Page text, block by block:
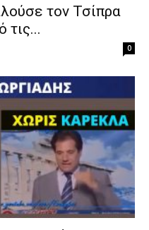
τον Τσίπρα
τις...
0